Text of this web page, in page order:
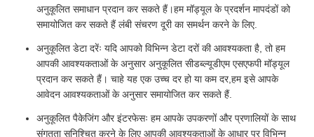
अनुकूलित समाधान प्रदान कर सकते हैं।हम मॉड्यूल के प्रदर्शन मापदंडों को
समायोजित कर सकते हैं लंबी संचरण दूरी का समर्थन करने के लिए.
अनुकूलित डेटा दरेंः यदि आपको विभिन्न डेटा दरों की आवश्यकता है, तो हम
आपकी आवश्यकताओं के अनुसार अनुकूलित सीडब्ल्यूडीएम एसएफपी मॉड्यूल
प्रदान कर सकते हैं। चाहे यह एक उच्च दर हो या कम दर,हम इसे आपके
आवेदन आवश्यकताओं के अनुसार समायोजित कर सकते हैं.
अनुकूलित पैकेजिंग और इंटरफेसः हम आपके उपकरणों और प्रणालियों के साथ
संगतता सुनिश्चित करने के लिए आपकी आवश्यकताओं के आधार पर विभिन्न